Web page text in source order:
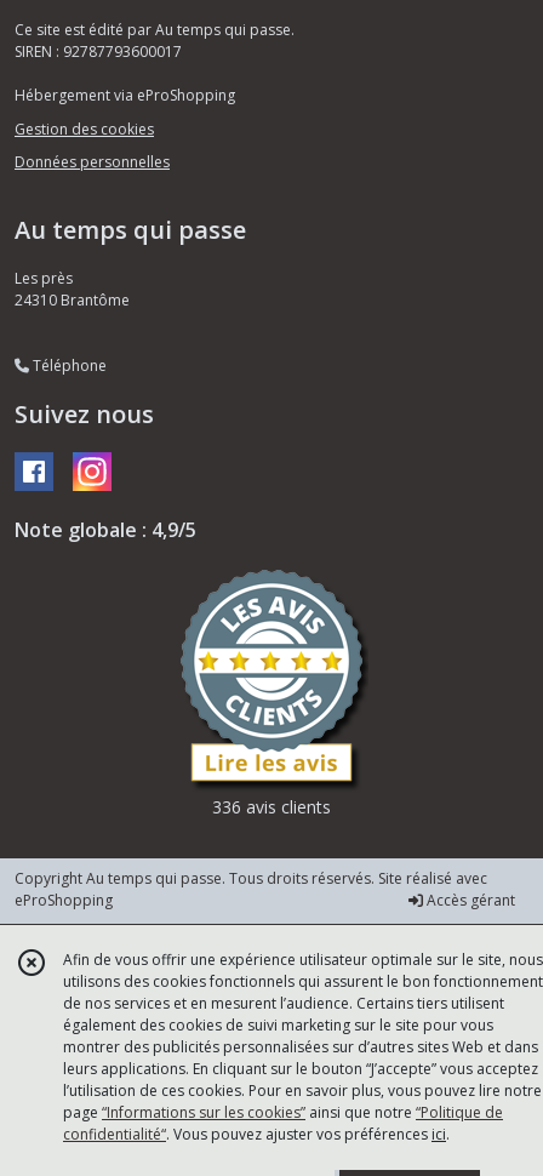
Ce site est édité par Au temps qui passe.
SIREN : 92787793600017
Hébergement via eProShopping
Gestion des cookies
Données personnelles
Au temps qui passe
Les près
24310 Brantôme
Téléphone
Suivez nous
Note globale : 4,9/5
336 avis clients
Copyright Au temps qui passe. Tous droits réservés. Site réalisé avec
eProShopping
Accès gérant
Afin de vous offrir une expérience utilisateur optimale sur le site, nous
utilisons des cookies fonctionnels qui assurent le bon fonctionnement
de nos services et en mesurent l’audience. Certains tiers utilisent
également des cookies de suivi marketing sur le site pour vous
montrer des publicités personnalisées sur d’autres sites Web et dans
leurs applications. En cliquant sur le bouton “J’accepte” vous acceptez
l’utilisation de ces cookies. Pour en savoir plus, vous pouvez lire notre
page “Informations sur les cookies” ainsi que notre “Politique de
confidentialité“. Vous pouvez ajuster vos préférences ici.